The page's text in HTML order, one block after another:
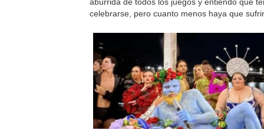
aburrida de todos los juegos y entiendo que
celebrarse, pero cuanto menos haya que